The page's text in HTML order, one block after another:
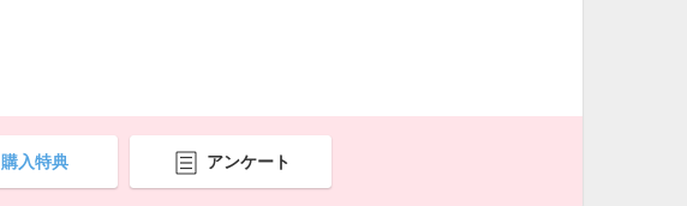
購入特典 アンケート